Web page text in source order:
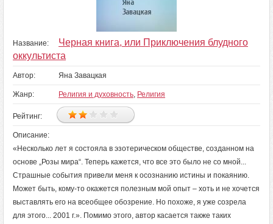
Название:
Черная книга, или Приключения блудного
оккультиста
Автор: Яна Завацкая
Жанр: Религия и духовность, Религия
Рейтинг:
Описание:
«Несколько лет я состояла в эзотерическом обществе, созданном на
основе „Розы мира“. Теперь кажется, что все это было не со мной...
Страшные события привели меня к осознанию истины и покаянию.
Может быть, кому-то окажется полезным мой опыт – хоть и не хочется
выставлять его на всеобщее обозрение. Но похоже, я уже созрела
для этого... 2001 г.». Помимо этого, автор касается также таких